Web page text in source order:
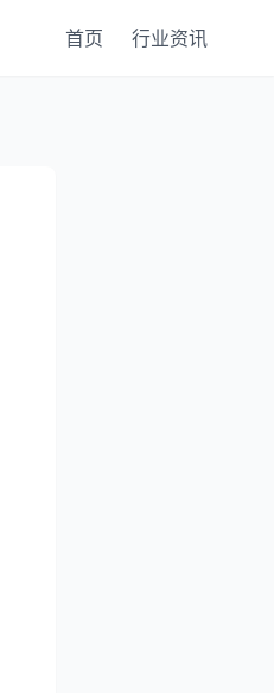
首页 行业资讯